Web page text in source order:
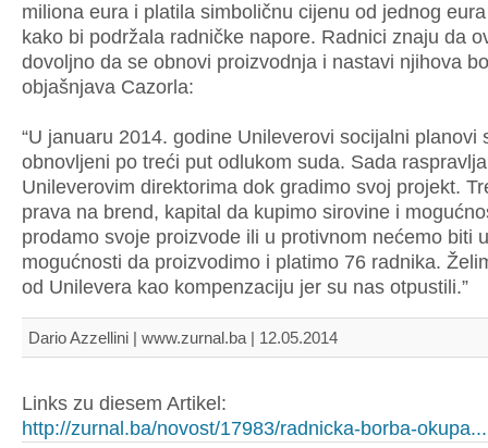
miliona eura i platila simboličnu cijenu od jednog
kako bi podržala radničke napore. Radnici znaju da
dovoljno da se obnovi proizvodnja i nastavi njihova
objašnjava Cazorla:
“U januaru 2014. godine Unileverovi socijalni planovi
obnovljeni po treći put odlukom suda. Sada
Unileverovim direktorima dok gradimo svoj projekt.
prava na brend, kapital da kupimo sirovine i
prodamo svoje proizvode ili u protivnom nećemo biti u
mogućnosti da proizvodimo i platimo 76 radnika.
od Unilevera kao kompenzaciju jer su nas otpustili.”
Dario Azzellini | www.zurnal.ba | 12.05.2014
Links zu diesem Artikel:
http://zurnal.ba/novost/17983/radnicka-borba-okupa...